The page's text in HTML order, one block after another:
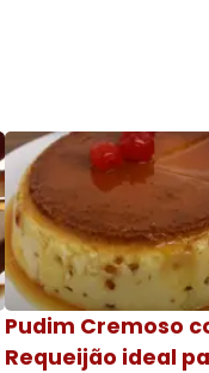
Pudim Cremoso
Requeijão ideal